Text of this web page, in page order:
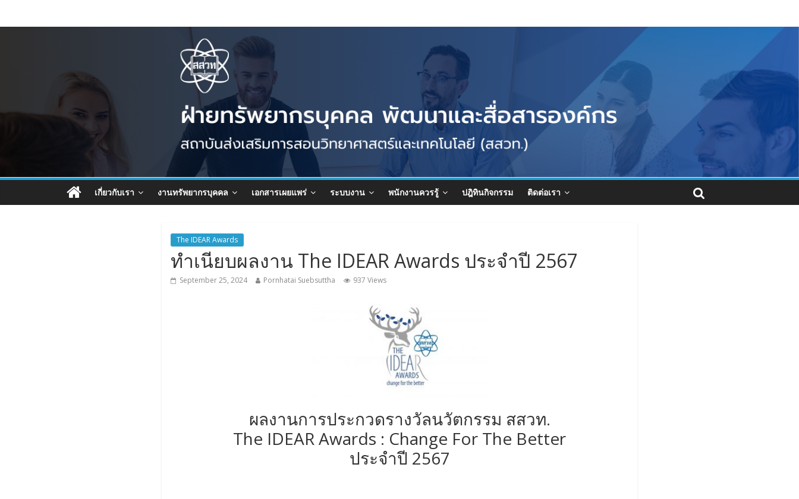
เกี่ยวกับเรา งานทรัพยากรบุคคล เอกสารเผยแพร่ ระบบงาน พนักงานควรรู้ ปฎิทินกิจกรรม ติดต่อเรา
The IDEAR Awards
ทำเนียบผลงาน The IDEAR Awards ประจำปี 2567
September 25, 2024 Pornhatai Suebsuttha 937 Views
ผลงานการประกวดรางวัลนวัตกรรม สสวท.
The IDEAR Awards : Change For The Better
ประจำปี 2567